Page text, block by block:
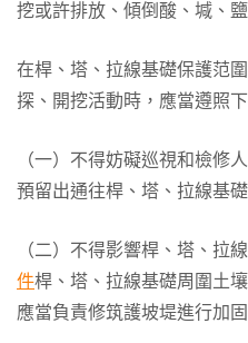
挖或許排放、傾倒酸、堿、
在桿、塔、拉線基礎保護范
探、開挖活動時，應當遵照
（一）不得妨礙巡視和檢修
預留出通往桿、塔、拉線基
（二）不得影響桿、塔、拉
件桿、塔、拉線基礎周圍土
應當負責修筑護坡堤進行加固